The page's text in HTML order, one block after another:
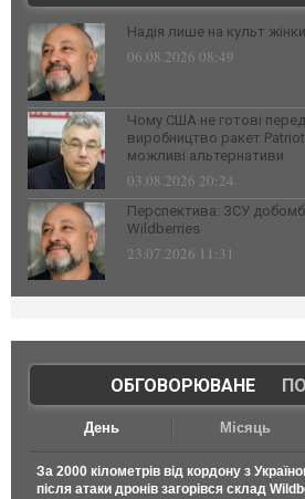
Надія лише на культ жінки
06.08.2026 08:49
Чому США не готові
виробництво ракет
можливі альтернативи
03.08.2026 20:24
Перспектива: ЗСУ
Wildberries
23.07.2026 11:31
ОБГОВОРЮВАНЕ|
День Місяць
За 2000 кілометрів від кордону з
після атаки дронів загорівся склад